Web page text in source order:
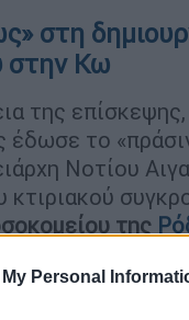
Personal
στη
στην Κω
της
έδωσε το
Νοτίου
κτιριακού
της
δρόμο για την
απασχολεί επί